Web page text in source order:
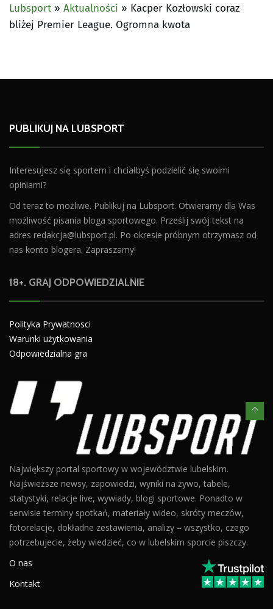
Lubsport » Aktualności » Kacper Kozłowski coraz
bliżej Premier League. Ogromna kwota
PUBLIKUJ NA LUBSPORT
Interesujesz się sportem i chciałbyś podzielić się swoimi
opiniami?
Od teraz to możliwe. Publikuj na Lubsport. Otwieramy dla Was
możliwość pisania bloga sportowego. Prześlij swój tekst na
adres redakcja@lubsport.pl. Po okresie próbnym otrzymasz od
nas konto blogera. Zapraszamy!
18+. GRAJ ODPOWIEDZIALNIE
Polityka Prywatnosci
Warunki użytkowania
Odpowiedzialna gra
Największy portal sportowy w województwie lubelskim.
Najświeższe newsy, zapowiedzi, wyniki na żywo, tabele,
statystyki, relacje live, wywiady, blogi sportowe. Ponadto w
serwisie terminy spotkań, materiały wideo, skróty meczów,
fotorelacje, dokładne zestawienia, analizy – wszystko, czego
potrzebujecie, żeby wiedzieć, co w lubelskim sporcie piszczy.
O nas
Kontakt